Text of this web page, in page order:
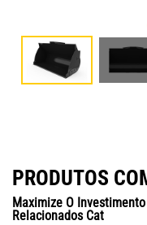
PRODUTOS
Maximize O
Relacionados Cat